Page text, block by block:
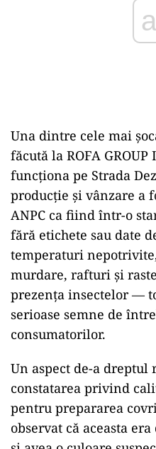
Una dintre cele mai
făcută la ROFA GROUP
funcționa pe Strada
producție și vânzare a
ANPC ca fiind într-o
fără etichete sau date
temperaturi
murdare, rafturi și
prezența insectelor —
serioase semne de
consumatorilor.
Un aspect de-a dreptul
constatarea privind
pentru prepararea
observat că aceasta